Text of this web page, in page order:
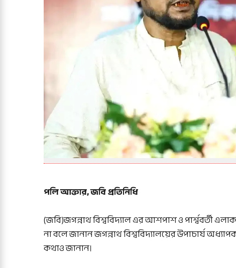
পলি আক্তার, জবি প্রতিনিধি
(জবি)জগন্নাথ বিশ্ববিদ্যাল এর আশপাশ ও পার্শ্ববর্তী
না বলে জানান জগন্নাথ বিশ্ববিদ্যালয়ের উপাচার্য
কথাও জানান।